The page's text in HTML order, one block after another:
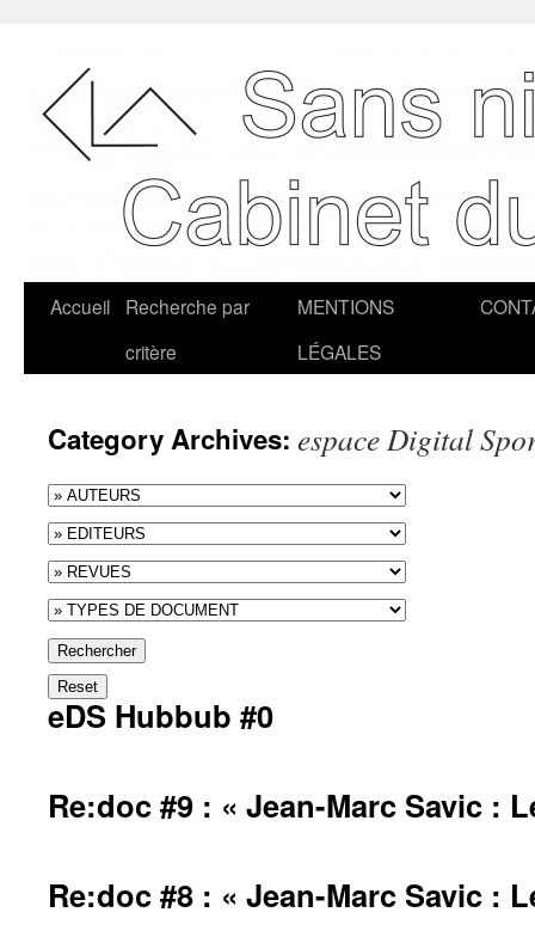
Accueil
Recherche par
critère
MENTIONS
LÉGALES
Category Archives: espace Digital
Rechercher
Reset
eDS Hubbub #0
Re:doc #9 : « Jean-Marc Savic :
Re:doc #8 : « Jean-Marc Savic :